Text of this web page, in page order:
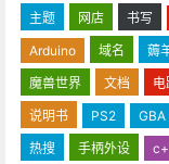
主题 网店 书写
Arduino
域名 薅
魔兽世界
文档 电
说明书
PS2 GBA
热搜
手柄外设